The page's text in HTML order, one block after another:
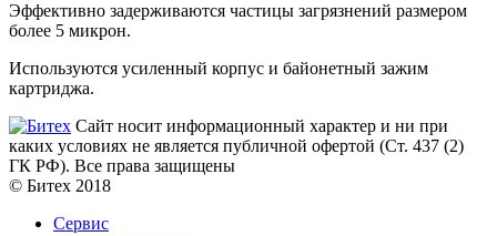
Эффективно задерживаются частицы загрязнений размером
более 5 микрон.
Используются усиленный корпус и байонетный зажим
картриджа.
Сайт носит информационный характер и ни при
каких условиях не является публичной офертой (Ст. 437 (2)
ГК РФ). Все права защищены
© Битех 2018
Сервис